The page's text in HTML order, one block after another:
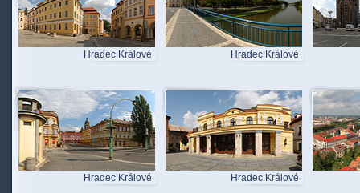
Hradec Králové Hradec Králové
Hradec Králové Hradec Králové